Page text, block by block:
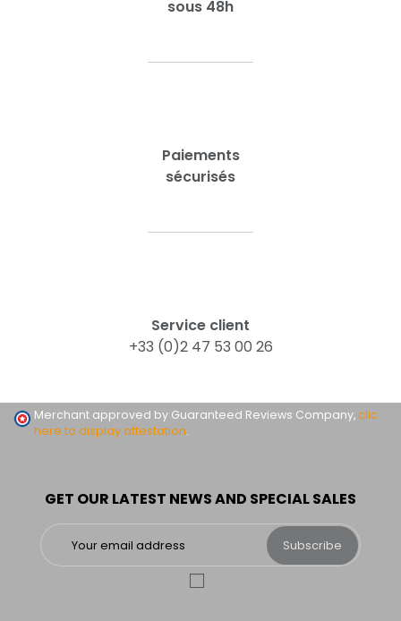
sous 48h
Paiements
sécurisés
Service client
+33 (0)2 47 53 00 26
GET OUR LATEST NEWS AND SPECIAL SALES
Subscribe
Merchant approved by Guaranteed Reviews Company,clic
here to display attestation.